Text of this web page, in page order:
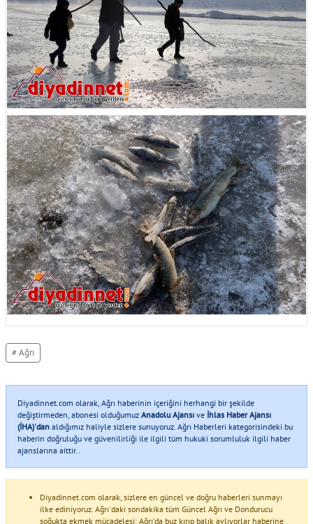
# Ağrı
Diyadinnet.com olarak, Ağrı haberinin içeriğini herhangi bir şekilde
değiştirmeden, abonesi olduğumuz Anadolu Ajansı ve İhlas Haber Ajansı
(İHA)'dan aldığımız haliyle sizlere sunuyoruz. Ağrı Haberleri kategorisindeki bu
haberin doğruluğu ve güvenilirliği ile ilgili tüm hukuki sorumluluk ilgili haber
ajanslarına aittir..
Diyadinnet.com olarak, sizlere en güncel ve doğru haberleri sunmayı
ilke ediniyoruz. Ağrı'daki sondakika tüm Güncel Ağrı ve Dondurucu
soğukta ekmek mücadelesi: Ağrı’da buz kırıp balık avlıyorlar haberine